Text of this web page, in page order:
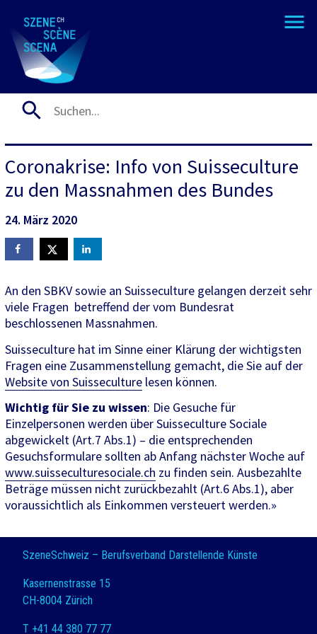
Coronakrise: Info von Suisseculture
zu den Massnahmen des Bundes
24. März 2020
An den SBKV sowie an Suisseculture gelangen derzeit sehr
viele Fragen betreffend der vom Bundesrat
beschlossenen Massnahmen.
Suisseculture hat im Sinne einer Klärung der wichtigsten
Fragen eine Zusammenstellung gemacht, die Sie auf der
Website von Suisseculture lesen können.
Wichtig für Sie zu wissen: Die Gesuche für
Einzelpersonen werden über Suisseculture Sociale
abgewickelt (Art.7 Abs.1) – die entsprechenden
Gesuchsformulare sollten ab Anfang nächster Woche auf
www.suisseculturesociale.ch zu finden sein. Ausbezahlte
Beträge müssen nicht zurückbezahlt (Art.6 Abs.1), aber
voraussichtlich als Einkommen versteuert werden.»
SzeneSchweiz – Berufsverband Darstellende Künste
Kasernenstrasse 15
CH-8004 Zürich
T +41 44 380 77 77